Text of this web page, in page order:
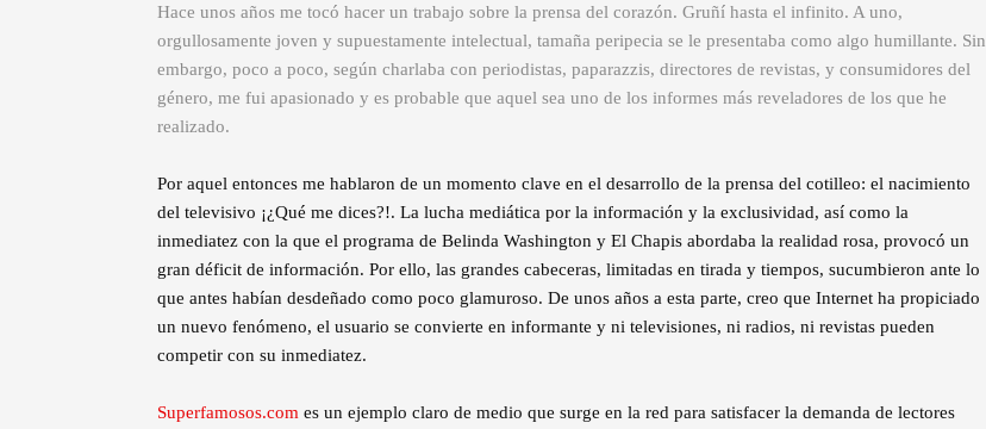
Hace unos años me tocó hacer un trabajo sobre la prensa del corazón. Gruñí hasta el infinito. A uno,
orgullosamente joven y supuestamente intelectual, tamaña peripecia se le presentaba como algo humillante. Sin
embargo, poco a poco, según charlaba con periodistas, paparazzis, directores de revistas, y consumidores del
género, me fui apasionado y es probable que aquel sea uno de los informes más reveladores de los que he
realizado.
Por aquel entonces me hablaron de un momento clave en el desarrollo de la prensa del cotilleo: el nacimiento
del televisivo ¡¿Qué me dices?!. La lucha mediática por la información y la exclusividad, así como la
inmediatez con la que el programa de Belinda Washington y El Chapis abordaba la realidad rosa, provocó un
gran déficit de información. Por ello, las grandes cabeceras, limitadas en tirada y tiempos, sucumbieron ante lo
que antes habían desdeñado como poco glamuroso. De unos años a esta parte, creo que Internet ha propiciado
un nuevo fenómeno, el usuario se convierte en informante y ni televisiones, ni radios, ni revistas pueden
competir con su inmediatez.
Superfamosos.com es un ejemplo claro de medio que surge en la red para satisfacer la demanda de lectores